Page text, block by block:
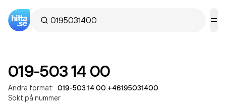
019-503 14 00
Andra format: 019-503 14 00 +46195031400
Sökt på nummer